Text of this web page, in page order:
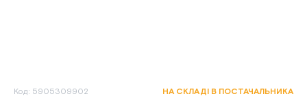
Код: 5905309902 НА СКЛАДІ В ПОСТАЧАЛЬНИКА